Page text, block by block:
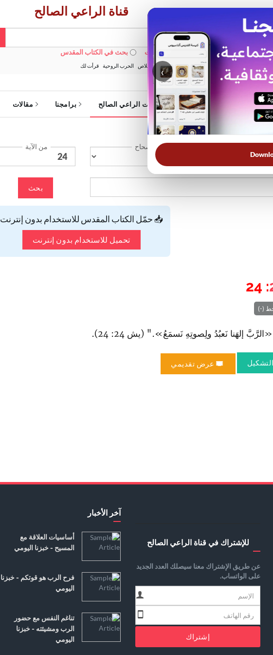
‹
قناة الراعي الصالح
بحث في الويبسايت بحث في الكتاب المقدس
الأكثر بحثًا: خبزنا اليومي الخلاص الحرب الروحية قرأت لك
الرئيسية خدمات الراعي الصالح برامجنا مقالات
الإصحاح من الآية
بحث
📥 حمّل الكتاب المقدس للاستخدام بدون إنترنت
تحميل للاستخدام بدون إنترنت
: 24
(-)
إلهَنا نَعبُدُ ولِصوتِهِ نَسمَعُ»." (يش 24: 24).
عرض تقديمي
للإشتراك في قناة الراعي الصالح
عن طريق الإشتراك معنا سيصلك العدد الجديد
على الواتساب.
إشتراك
آخر الأخبار
أساسيات العلاقة مع
المسيح - خبزنا اليومي
فرح الرب هو قوتكم - خبزنا
اليومي
تناغم النفس مع حضور
الرب ومشيئته - خبزنا
اليومي